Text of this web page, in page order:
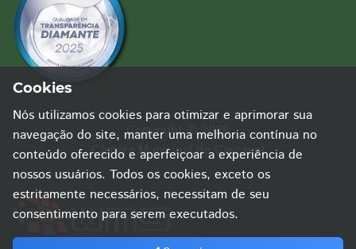
Copyright © 2026
Câmara Municipal de Cascavel
Cookies
Nós utilizamos cookies para otimizar e aprimorar sua
navegação do site, manter uma melhoria contínua no
conteúdo oferecido e aperfeiçoar a experiência de
nossos usuários. Todos os cookies, exceto os
estritamente necessários, necessitam de seu
consentimento para serem executados.